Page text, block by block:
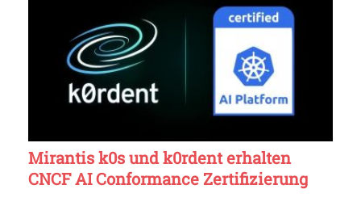
Mirantis k0s und k0rdent erhalten
CNCF AI Conformance Zertifizierung